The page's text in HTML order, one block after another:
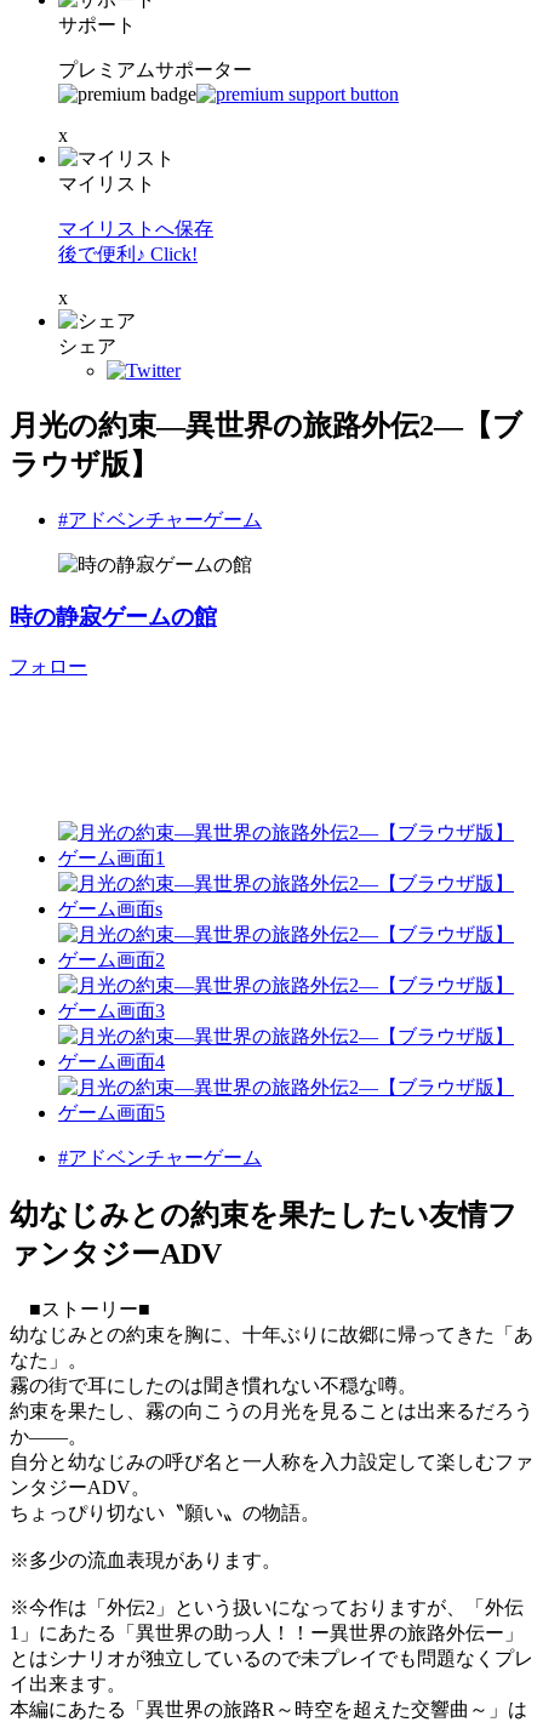
サポート
プレミアムサポーター
x
マイリスト
マイリストへ保存
後で便利♪ Click!
x
シェア
月光の約束―異世界の旅路外伝2―【ブ
ラウザ版】
#アドベンチャーゲーム
時の静寂ゲームの館
フォロー
#アドベンチャーゲーム
幼なじみとの約束を果たしたい友情フ
ァンタジーADV
■ストーリー■
幼なじみとの約束を胸に、十年ぶりに故郷に帰ってきた「あ
なた」。
霧の街で耳にしたのは聞き慣れない不穏な噂。
約束を果たし、霧の向こうの月光を見ることは出来るだろう
か――。
自分と幼なじみの呼び名と一人称を入力設定して楽しむファ
ンタジーADV。
ちょっぴり切ない〝願い〟の物語。
※多少の流血表現があります。
※今作は「外伝2」という扱いになっておりますが、「外伝
1」にあたる「異世界の助っ人！！ー異世界の旅路外伝ー」
とはシナリオが独立しているので未プレイでも問題なくプレ
イ出来ます。
本編にあたる「異世界の旅路R～時空を超えた交響曲～」は